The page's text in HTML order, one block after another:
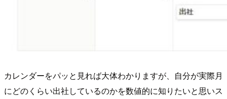
カレンダーをパッと見れば大体わかりますが、自分が実際月
にどのくらい出社しているのかを数値的に知りたいと思いス